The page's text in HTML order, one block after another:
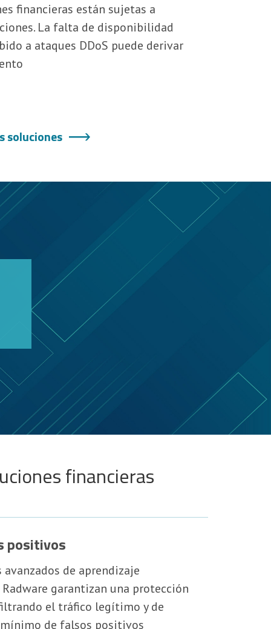
financieras están sujetas a
La falta de disponibilidad
a ataques DDoS puede derivar
soluciones
financieras
positivos
de aprendizaje
garantizan una protección
el tráfico legítimo y de
de falsos positivos